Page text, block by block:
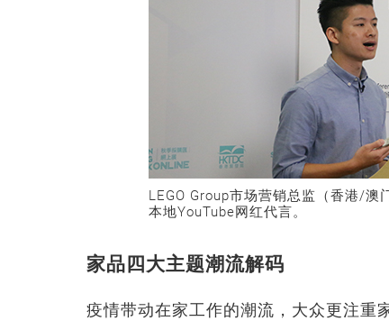
LEGO Group市场营销总监（香港/
本地YouTube网红代言。
家品四大主题潮流解码
疫情带动在家工作的潮流，大众更注